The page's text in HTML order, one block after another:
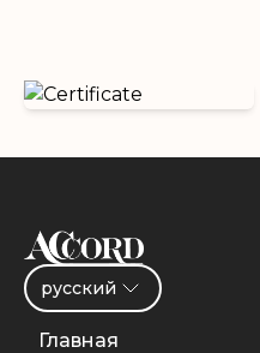
русский
Главная